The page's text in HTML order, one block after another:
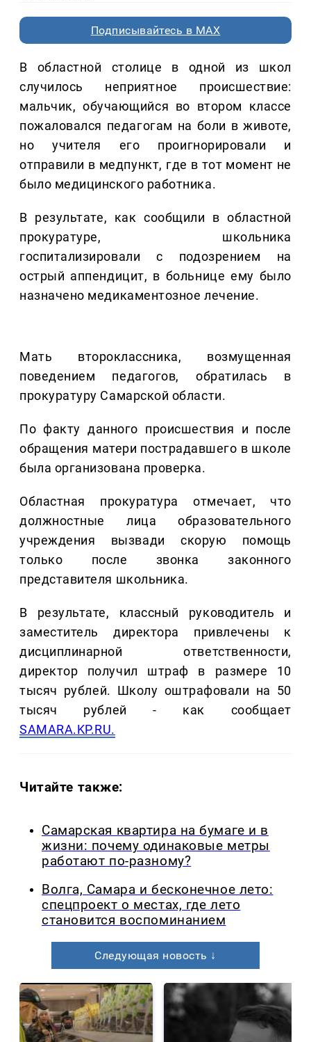
Подписывайтесь в MAX
В областной столице в одной из школ
случилось неприятное происшествие:
мальчик, обучающийся во втором классе
пожаловался педагогам на боли в животе,
но учителя его проигнорировали и
отправили в медпункт, где в тот момент не
было медицинского работника.
В результате, как сообщили в областной
прокуратуре, школьника
госпитализировали с подозрением на
острый аппендицит, в больнице ему было
назначено медикаментозное лечение.
Мать второклассника, возмущенная
поведением педагогов, обратилась в
прокуратуру Самарской области.
По факту данного происшествия и после
обращения матери пострадавшего в школе
была организована проверка.
Областная прокуратура отмечает, что
должностные лица образовательного
учреждения вызвади скорую помощь
только после звонка законного
представителя школьника.
В результате, классный руководитель и
заместитель директора привлечены к
дисциплинарной ответственности,
директор получил штраф в размере 10
тысяч рублей. Школу оштрафовали на 50
тысяч рублей - как сообщает
SAMARA.KP.RU.
Читайте также:
Самарская квартира на бумаге и в
жизни: почему одинаковые метры
работают по-разному?
Волга, Самара и бесконечное лето:
спецпроект о местах, где лето
становится воспоминанием
Следующая новость ↓